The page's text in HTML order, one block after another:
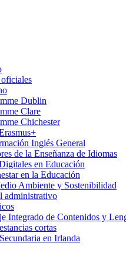
oficiales
Dublin
Clare
Chichester
Inglés General
de la Enseñanza de Idiomas
en Educación
en la Educación
Ambiente y Sostenibilidad
administrativo
Integrado de Contenidos y
cortas
en Irlanda